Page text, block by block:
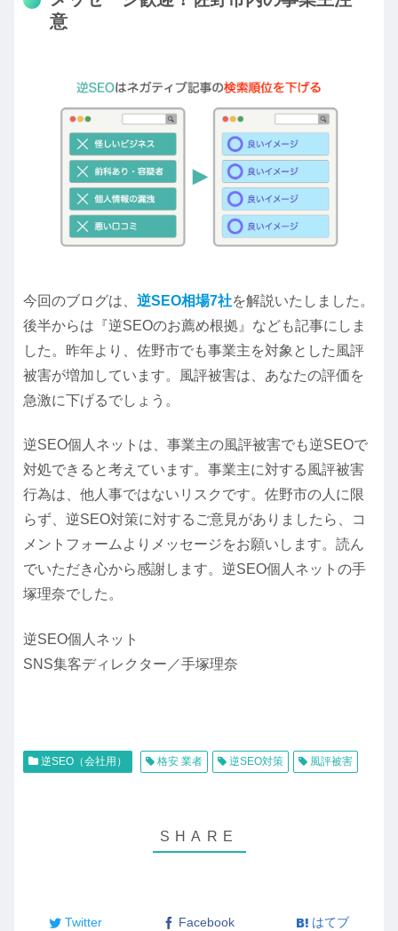
意
今回のブログは、 逆SEO相場7社を解説いたしました。
後半からは『逆SEOのお薦め根拠』なども記事にしま
した。昨年より、佐野市でも事業主を対象とした風評
被害が増加しています。風評被害は、あなたの評価を
急激に下げるでしょう。
逆SEO個人ネットは、事業主の風評被害でも逆SEOで
対処できると考えています。事業主に対する風評被害
行為は、他人事ではないリスクです。佐野市の人に限
らず、逆SEO対策に対するご意見がありましたら、コ
メントフォームよりメッセージをお願いします。読ん
でいただき心から感謝します。逆SEO個人ネットの手
塚理奈でした。
逆SEO個人ネット
SNS集客ディレクター／手塚理奈
逆SEO（会社用） 格安 業者 逆SEO対策 風評被害
Twitter Facebook はてブ